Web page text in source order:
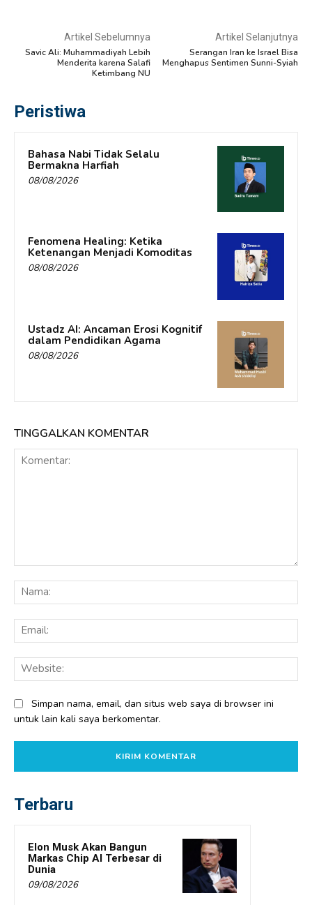
Artikel Sebelumnya
Savic Ali: Muhammadiyah Lebih
Menderita karena Salafi
Ketimbang NU
Artikel Selanjutnya
Serangan Iran ke Israel Bisa
Menghapus Sentimen Sunni-Syiah
Peristiwa
Bahasa Nabi Tidak Selalu
Bermakna Harfiah
08/08/2026
Fenomena Healing: Ketika
Ketenangan Menjadi Komoditas
08/08/2026
Ustadz AI: Ancaman Erosi Kognitif
dalam Pendidikan Agama
08/08/2026
TINGGALKAN KOMENTAR
Simpan nama, email, dan situs web saya di browser ini
untuk lain kali saya berkomentar.
Terbaru
Elon Musk Akan Bangun
Markas Chip AI Terbesar di
Dunia
09/08/2026